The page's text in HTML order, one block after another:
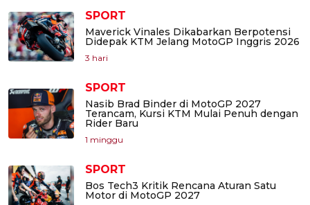
SPORT
Maverick Vinales Dikabarkan Berpotensi
Didepak KTM Jelang MotoGP Inggris 2026
3 hari
SPORT
Nasib Brad Binder di MotoGP 2027
Terancam, Kursi KTM Mulai Penuh dengan
Rider Baru
1 minggu
SPORT
Bos Tech3 Kritik Rencana Aturan Satu
Motor di MotoGP 2027